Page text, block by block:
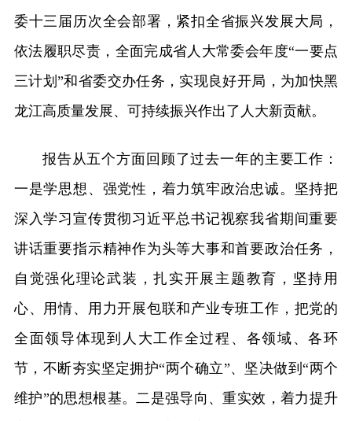
委十三届历次全会部署，紧扣全省振兴发展大局，
依法履职尽责，全面完成省人大常委会年度“一要点
三计划”和省委交办任务，实现良好开局，为加快黑
龙江高质量发展、可持续振兴作出了人大新贡献。
报告从五个方面回顾了过去一年的主要工作：
一是学思想、强党性，着力筑牢政治忠诚。坚持把
深入学习宣传贯彻习近平总书记视察我省期间重要
讲话重要指示精神作为头等大事和首要政治任务，
自觉强化理论武装，扎实开展主题教育，坚持用
心、用情、用力开展包联和产业专班工作，把党的
全面领导体现到人大工作全过程、各领域、各环
节，不断夯实坚定拥护“两个确立”、坚决做到“两个
维护”的思想根基。二是强导向、重实效，着力提升